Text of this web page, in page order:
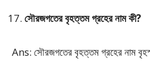
সৌরজগতের বৃহত্তম গ্রহের নাম কী?
Ans: সৌরজগতের বৃহত্তম গ্রহের নাম